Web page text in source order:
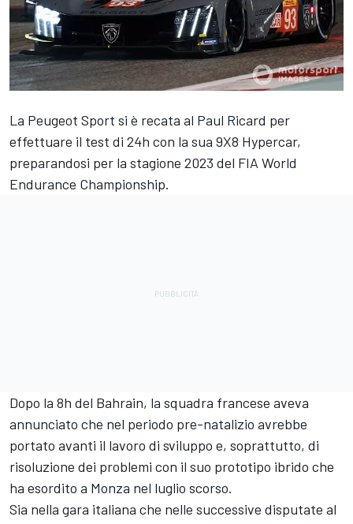
La Peugeot Sport si è recata al Paul Ricard per
effettuare il test di 24h con la sua 9X8 Hypercar,
preparandosi per la stagione 2023 del FIA World
Endurance Championship.
Dopo la 8h del Bahrain, la squadra francese aveva
annunciato che nel periodo pre-natalizio avrebbe
portato avanti il lavoro di sviluppo e, soprattutto, di
risoluzione dei problemi con il suo prototipo ibrido che
ha esordito a Monza nel luglio scorso.
Sia nella gara italiana che nelle successive disputate al